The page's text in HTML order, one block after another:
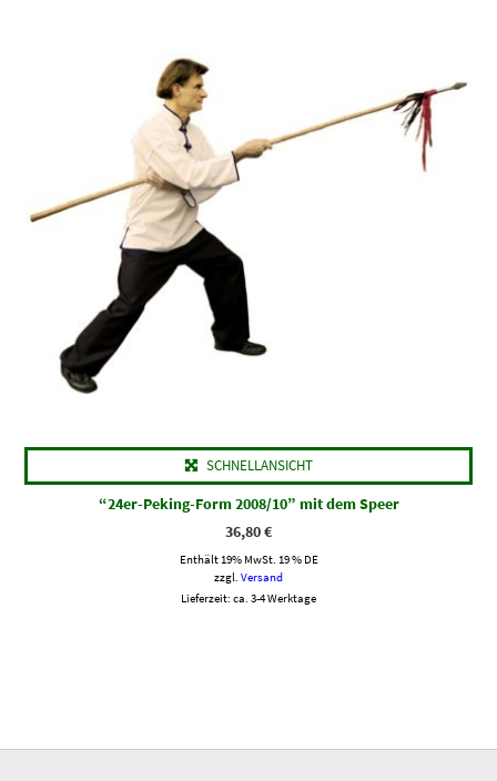
SCHNELLANSICHT
“24er-Peking-Form 2008/10” mit dem Speer
36,80€
Enthält 19% MwSt. 19 % DE
zzgl. Versand
Lieferzeit: ca. 3-4 Werktage